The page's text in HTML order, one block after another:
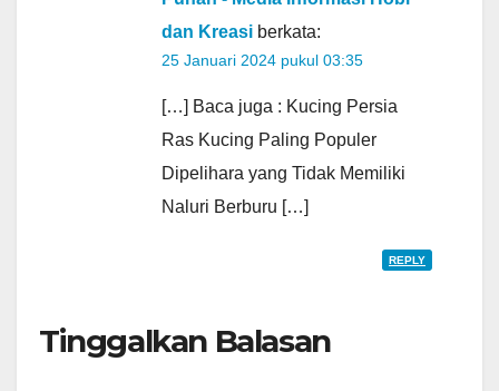
dan Kreasi berkata:
25 Januari 2024 pukul 03:35
[…] Baca juga : Kucing Persia
Ras Kucing Paling Populer
Dipelihara yang Tidak Memiliki
Naluri Berburu […]
REPLY
Tinggalkan Balasan